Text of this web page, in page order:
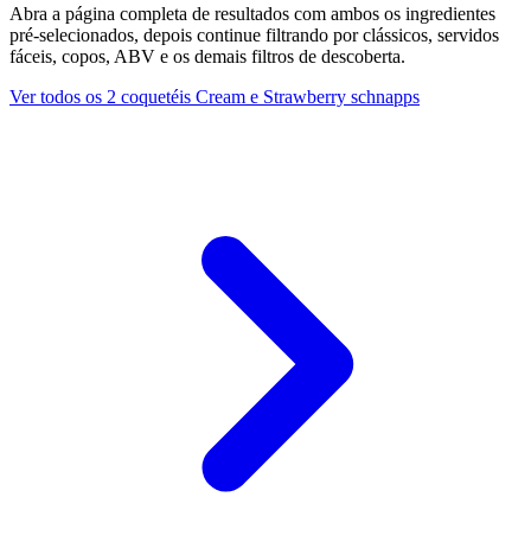
Abra a página completa de resultados com ambos os ingredientes
pré-selecionados, depois continue filtrando por clássicos, servidos
fáceis, copos, ABV e os demais filtros de descoberta.
Ver todos os 2 coquetéis Cream e Strawberry schnapps